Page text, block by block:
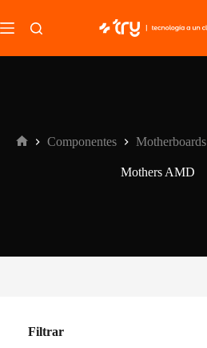
al
contenido
Componentes Motherboards
Mothers AMD
Filtrar